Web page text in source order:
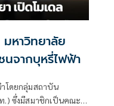
จากบุหรี่ไฟฟ้า
โดยกลุ่มสถาบัน
ซึ่งมีสมาชิกเป็นคณะ